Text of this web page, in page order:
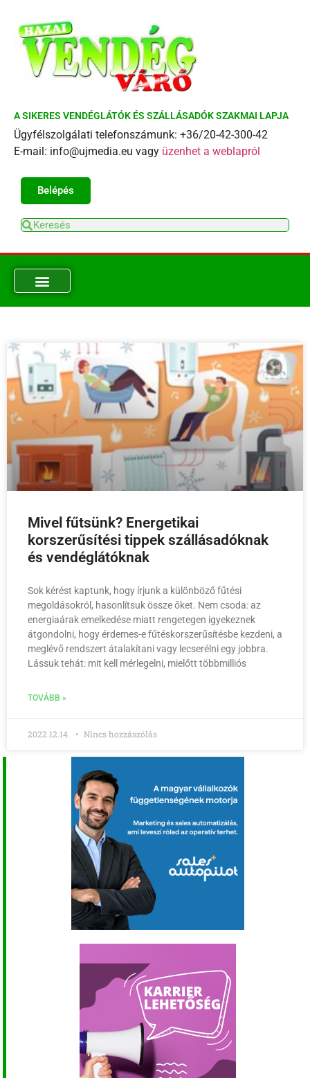
A SIKERES VENDÉGLÁTÓK ÉS SZÁLLÁSADÓK SZAKMAI LAPJA
Ügyfélszolgálati telefonszámunk: +36/20-42-300-42
E-mail: info@ujmedia.eu vagy üzenhet a weblapról
Belépés
Mivel fűtsünk? Energetikai
korszerűsítési tippek szállásadóknak
és vendéglátóknak
Sok kérést kaptunk, hogy írjunk a különböző fűtési
megoldásokról, hasonlítsuk össze őket. Nem csoda: az
energiaárak emelkedése miatt rengetegen igyekeznek
átgondolni, hogy érdemes-e fűtéskorszerűsítésbe kezdeni, a
meglévő rendszert átalakítani vagy lecserélni egy jobbra.
Lássuk tehát: mit kell mérlegelni, mielőtt többmilliós
TOVÁBB »
2022.12.14. Nincs hozzászólás